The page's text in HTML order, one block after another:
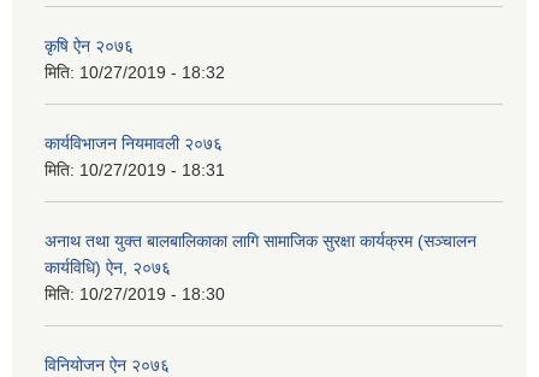
कृषि ऐन २०७६
मिति: 10/27/2019 - 18:32
कार्यविभाजन नियमावली २०७६
मिति: 10/27/2019 - 18:31
अनाथ तथा युक्त बालबालिकाका लागि सामाजिक सुरक्षा कार्यक्रम (सञ्चालन
कार्यविधि) ऐन, २०७६
मिति: 10/27/2019 - 18:30
विनियोजन ऐन २०७६